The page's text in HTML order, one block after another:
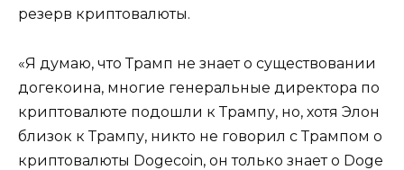
резерв криптовалюты.
«Я думаю, что Трамп не знает о существовании
догекоина, многие генеральные директора по
криптовалюте подошли к Трампу, но, хотя Элон
близок к Трампу, никто не говорил с Трампом о
криптовалюты Dogecoin, он только знает о Doge